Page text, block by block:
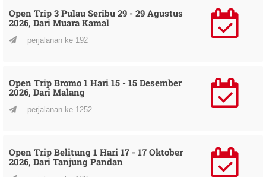
Open Trip 3 Pulau Seribu 29 - 29 Agustus
2026, Dari Muara Kamal
perjalanan ke 192
Open Trip Bromo 1 Hari 15 - 15 Desember
2026, Dari Malang
perjalanan ke 1252
Open Trip Belitung 1 Hari 17 - 17 Oktober
2026, Dari Tanjung Pandan